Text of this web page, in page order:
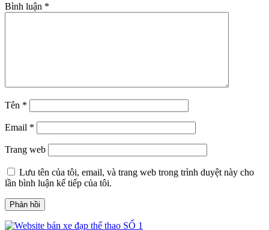
Bình luận *
Tên *
Email *
Trang web
Lưu tên của tôi, email, và trang web trong trình duyệt này cho
lần bình luận kế tiếp của tôi.